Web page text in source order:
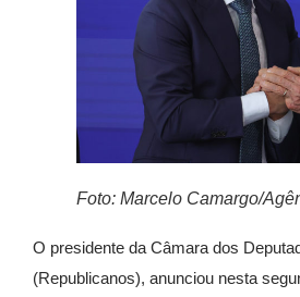
Foto: Marcelo Camargo/
O presidente da Câmara dos
(Republicanos), anunciou nesta